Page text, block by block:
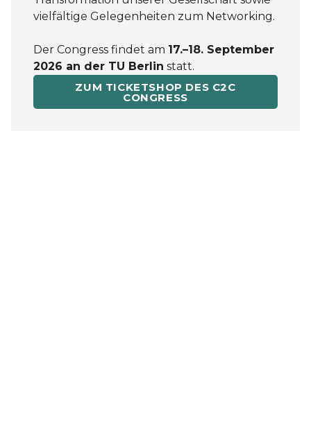
vielfältige Gelegenheiten zum Networking.
Der Congress findet am 17.–18. September
2026 an der TU Berlin statt.
ZUM TICKETSHOP DES C2C
CONGRESS